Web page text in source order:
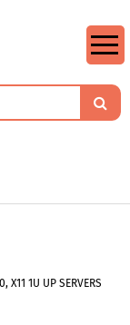
X11 1U UP SERVERS